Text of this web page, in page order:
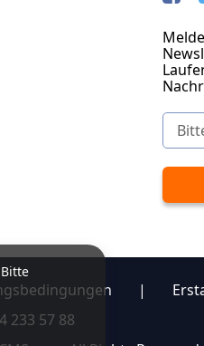
|
233 57 88